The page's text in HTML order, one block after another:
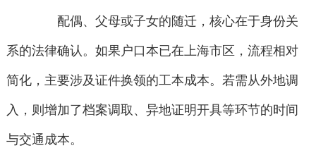
配偶、父母或子女的随迁，核心在于身份关
系的法律确认。如果户口本已在上海市区，流程相对
简化，主要涉及证件换领的工本成本。若需从外地调
入，则增加了档案调取、异地证明开具等环节的时间
与交通成本。